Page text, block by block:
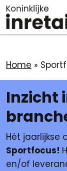
Home »
Inzicht
Hét jaarlijkse
Sportfocus!
en/of